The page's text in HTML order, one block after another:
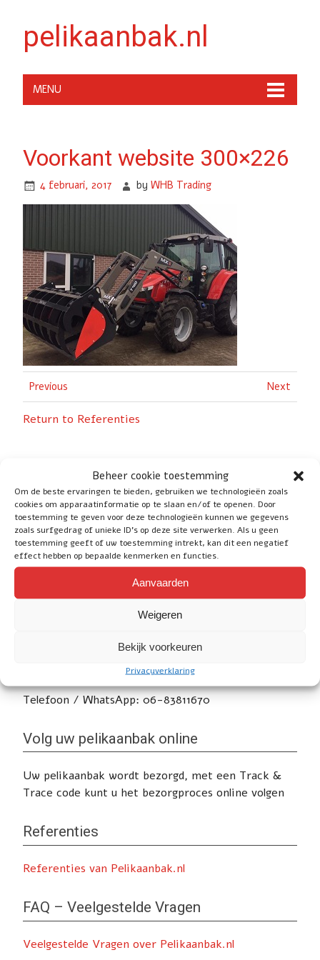
Beheer cookie toestemming
Om de beste ervaringen te bieden, gebruiken we technologieën zoals
cookies om apparaatinformatie op te slaan en/of te openen. Door
toestemming te geven voor deze technologieën kunnen we gegevens
zoals surfgedrag of unieke ID's op deze site verwerken. Als u geen
toestemming geeft of uw toestemming intrekt, kan dit een negatief
effect hebben op bepaalde kenmerken en functies.
Aanvaarden
Weigeren
Bekijk voorkeuren
Privacyverklaring
pelikaanbak.nl
MENU
Voorkant website 300×226
4 februari, 2017 byWHB Trading
Previous Next
Return to Referenties
Social
Heeft u nog vragen of wilt u advies? Klik
E-mail: info@whb-trading.nl
Telefoon / WhatsApp: 06-83811670
Volg uw pelikaanbak online
Uw pelikaanbak wordt bezorgd, met een Track &
Trace code kunt u het bezorgproces online volgen
Referenties
Referenties van Pelikaanbak.nl
FAQ – Veelgestelde Vragen
Veelgestelde Vragen over Pelikaanbak.nl